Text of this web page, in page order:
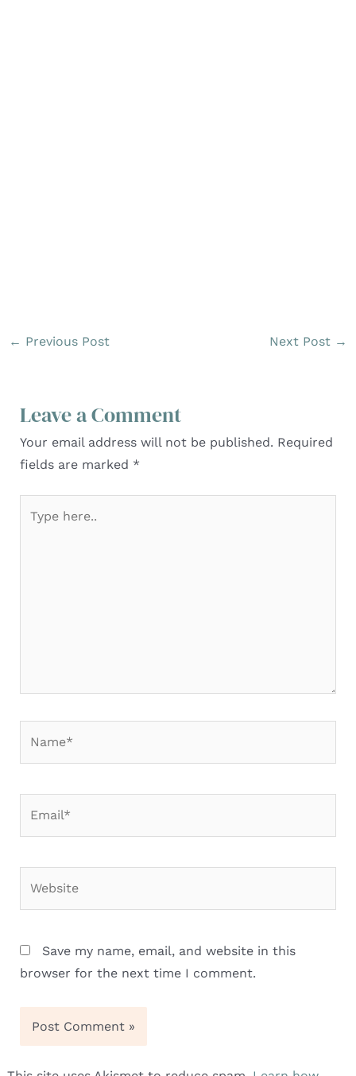
← Previous Post Next Post →
Leave a Comment
Your email address will not be published. Required
fields are marked *
here..
Save my name, email, and website in this
browser for the next time I comment.